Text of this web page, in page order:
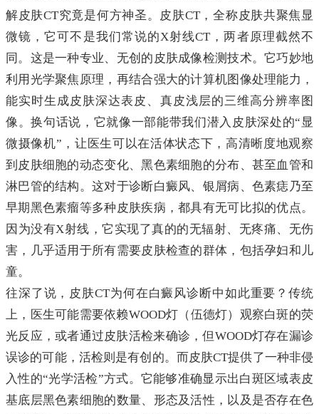
解皮肤CT究竟是何方神圣。皮肤CT，全称皮肤共聚焦显
微镜，它可不是我们常说的X射线CT，两者原理截然不
同。这是一种专业、无创的皮肤成像检测技术。它巧妙地
利用光学聚焦原理，再结合强大的计算机图像处理能力，
能实时生成皮肤深达表皮、真皮浅层的三维高分辨率图
像。换句话说，它就像一部能带我们潜入皮肤深处的“显
微摄像机”，让医生可以在活体状态下，高清晰度地观察
到皮肤细胞的动态变化、黑色素细胞的分布、甚至血管和
淋巴管的结构。这对于诊断白癜风、银屑病、色素痣乃至
早期黑色素瘤等多种皮肤疾病，都具有无可比拟的优点。
因为没有X射线，它实现了真的的无辐射、无疼痛、无伤
害，几乎适用于所有需要皮肤检查的群体，包括孕妇和儿
童。
往深了说，皮肤CT为何在白癜风诊断中如此重要？传统
上，医生可能需要依赖WOOD灯（伍德灯）观察白斑的荧
光反应，或者通过皮肤活检来确诊，但WOOD灯存在漏诊
误诊的可能，活检则是有创的。而皮肤CT提供了一种非侵
入性的“光学活检”方式。它能够准确显示出白斑区域表皮
基底层黑色素细胞的数量、形态及活性，以及是否存在色